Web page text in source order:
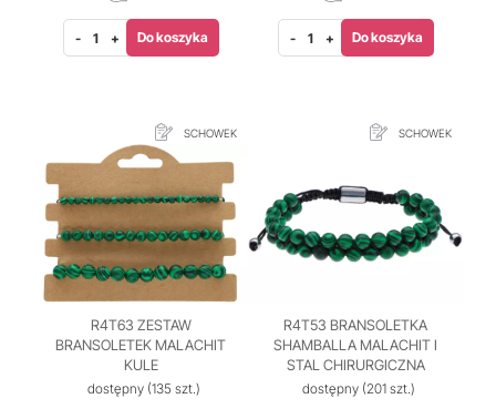
- + Do koszyka - + Do koszyka
SCHOWEK
R4T63 ZESTAW
BRANSOLETEK MALACHIT
KULE
dostępny(135 szt.)
SCHOWEK
R4T53 BRANSOLETKA
SHAMBALLA MALACHIT I
STAL CHIRURGICZNA
dostępny(201 szt.)